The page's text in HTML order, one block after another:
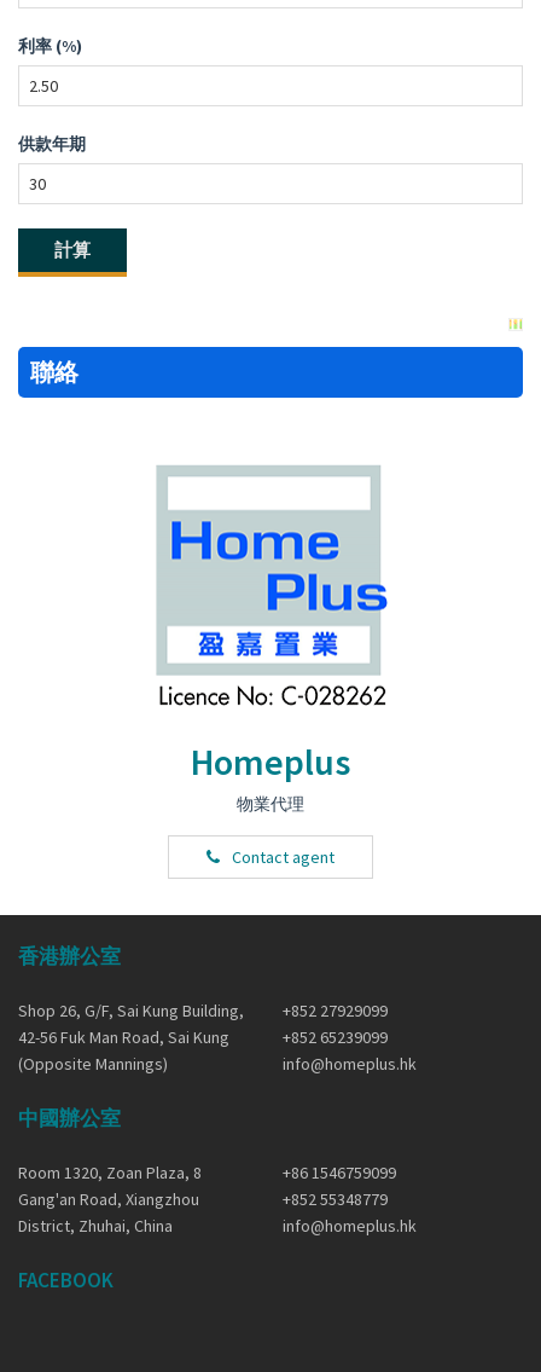
利率 (%)
供款年期
聯絡
Homeplus
物業代理
Contact agent
香港辦公室
Shop 26, G/F, Sai Kung Building,
42-56 Fuk Man Road, Sai Kung
(Opposite Mannings)
+852 27929099
+852 65239099
info@homeplus.hk
中國辦公室
Room 1320, Zoan Plaza, 8
Gang'an Road, Xiangzhou
District, Zhuhai, China
+86 1546759099
+852 55348779
info@homeplus.hk
FACEBOOK